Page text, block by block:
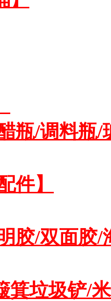
瓶/调料瓶
件】
胶/双面胶
箕垃圾铲/